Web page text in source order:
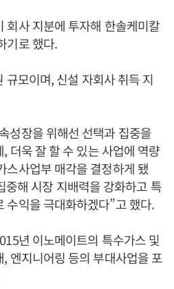
회사 지분에 투자해 한솔케미칼
기로 했다.
규모이며, 신설 자회사 취득 지
성장을 위해선 선택과 집중을
더욱 잘 할 수 있는 사업에 역량
스사업부 매각을 결정하게 됐
중해 시장 지배력을 강화하고 특
수익을 극대화하겠다”고 했다.
년 이노메이트의 특수가스 및
엔지니어링 등의 부대사업을 포